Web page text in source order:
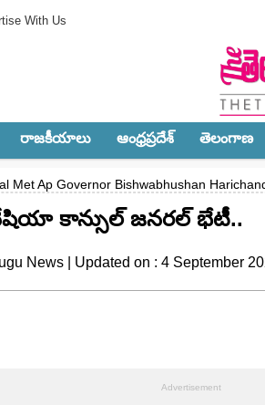
With Us
రాజ‌కీయాలు ఆంధ్ర‌ప్ర‌దేశ్‌ తెలంగాణ‌
Met Ap Governor Bishwabhushan
కాన్సుల్ జనరల్ భేటీ..
News | Updated on : 4 September